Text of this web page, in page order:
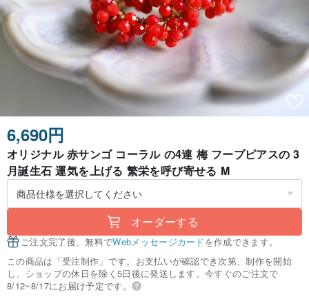
6,690円
オリジナル 赤サンゴ コーラル の4連 梅 フープピアスの 3
月誕生石 運気を上げる 繁栄を呼び寄せる M
オーダーする
ご注文完了後、無料でWebメッセージカードを作成できます。
この商品は「受注制作」です。お支払いが確認でき次第、制作を開始
し、ショップの休日を除く5日後に発送します。今すぐのご注文で
8/12~8/17にお届け予定です。